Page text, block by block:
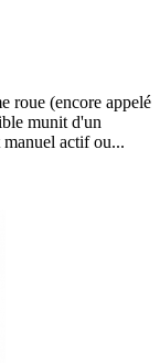
roue (encore appelé
munit d'un
actif ou...